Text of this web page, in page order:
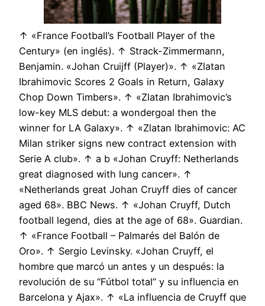
↑ «France Football’s Football Player of the
Century» (en inglés). ↑ Strack-Zimmermann,
Benjamin. «Johan Cruijff (Player)». ↑ «Zlatan
Ibrahimovic Scores 2 Goals in Return, Galaxy
Chop Down Timbers». ↑ «Zlatan Ibrahimovic’s
low-key MLS debut: a wondergoal then the
winner for LA Galaxy». ↑ «Zlatan Ibrahimovic: AC
Milan striker signs new contract extension with
Serie A club». ↑ a b «Johan Cruyff: Netherlands
great diagnosed with lung cancer». ↑
«Netherlands great Johan Cruyff dies of cancer
aged 68». BBC News. ↑ «Johan Cruyff, Dutch
football legend, dies at the age of 68». Guardian.
↑ «France Football – Palmarés del Balón de
Oro». ↑ Sergio Levinsky. «Johan Cruyff, el
hombre que marcó un antes y un después: la
revolución de su “Fútbol total” y su influencia en
Barcelona y Ajax». ↑ «La influencia de Cruyff que